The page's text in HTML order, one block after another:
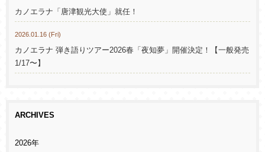
カノエラナ「唐津観光大使」就任！
2026.01.16 (Fri)
カノエラナ 弾き語りツアー2026春「夜知夢」開催決定！【一般発売
1/17〜】
ARCHIVES
2026年